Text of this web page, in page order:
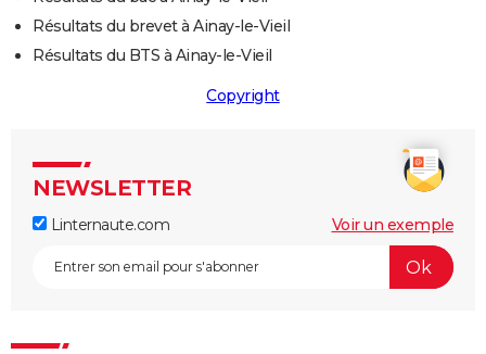
Résultats du brevet à Ainay-le-Vieil
Résultats du BTS à Ainay-le-Vieil
Copyright
NEWSLETTER
Linternaute.com Voir un exemple